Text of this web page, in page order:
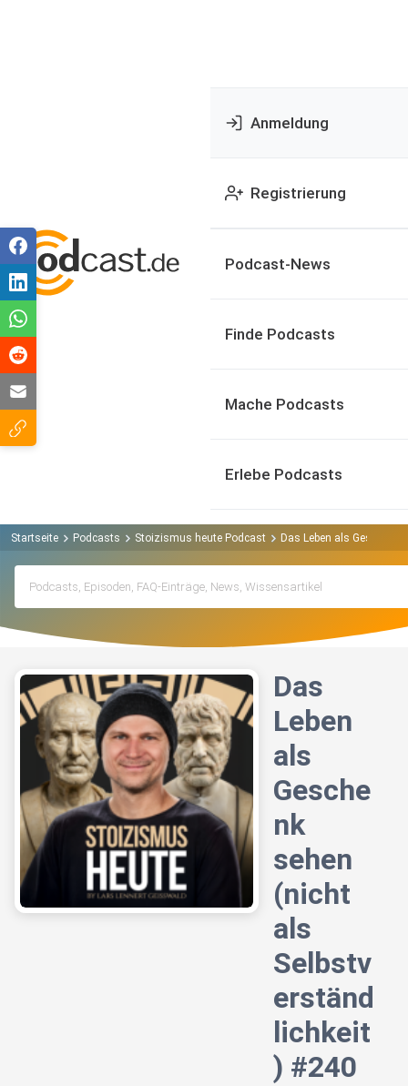
Anmeldung
Registrierung
Podcast-News
Finde Podcasts
Mache Podcasts
Erlebe Podcasts
Startseite Podcasts Stoizismus heute Podcast Das Leben als
Das
Leben
als
Gesche
nk
sehen
(nicht
als
Selbstv
erständ
lichkeit
) #240